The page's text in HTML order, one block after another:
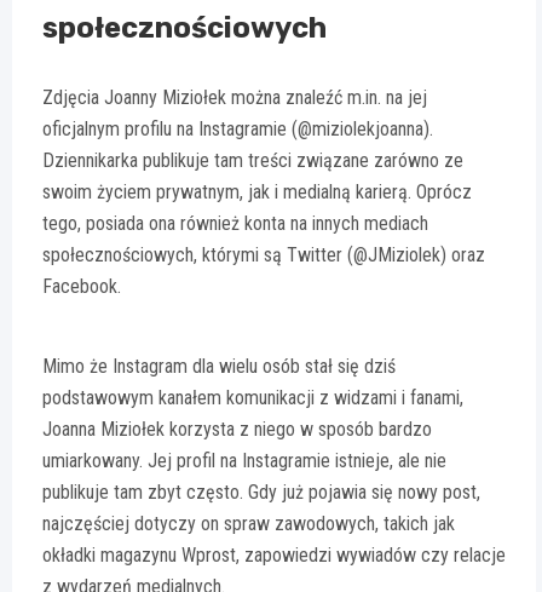
społecznościowych
Zdjęcia Joanny Miziołek można znaleźć m.in. na jej
oficjalnym profilu na Instagramie (@miziolekjoanna).
Dziennikarka publikuje tam treści związane zarówno ze
swoim życiem prywatnym, jak i medialną karierą. Oprócz
tego, posiada ona również konta na innych mediach
społecznościowych, którymi są Twitter (@JMiziolek) oraz
Facebook.
Mimo że Instagram dla wielu osób stał się dziś
podstawowym kanałem komunikacji z widzami i fanami,
Joanna Miziołek korzysta z niego w sposób bardzo
umiarkowany. Jej profil na Instagramie istnieje, ale nie
publikuje tam zbyt często. Gdy już pojawia się nowy post,
najczęściej dotyczy on spraw zawodowych, takich jak
okładki magazynu Wprost, zapowiedzi wywiadów czy relacje
z wydarzeń medialnych.